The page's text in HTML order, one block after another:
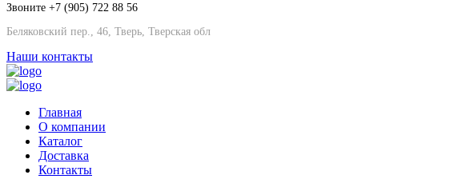
Звоните +7 (905) 722 88 56
Беляковский пер., 46, Тверь, Тверская обл
Наши контакты
Главная
О компании
Каталог
Доставка
Контакты